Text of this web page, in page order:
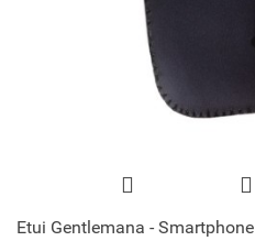
Etui Gentlemana - Smartphone